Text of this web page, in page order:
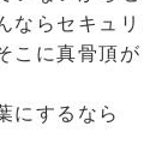
ならセキュリ
こに真骨頂が
にするなら